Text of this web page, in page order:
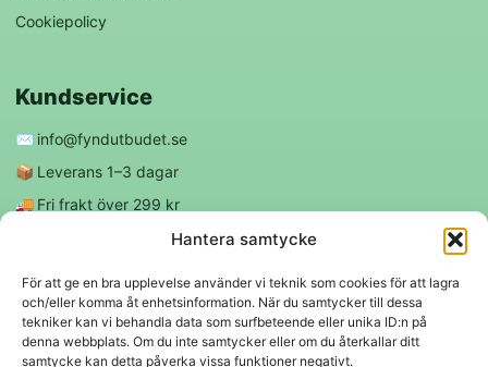
Hantera samtycke
För att ge en bra upplevelse använder vi teknik som cookies för att lagra
och/eller komma åt enhetsinformation. När du samtycker till dessa
tekniker kan vi behandla data som surfbeteende eller unika ID:n på
denna webbplats. Om du inte samtycker eller om du återkallar ditt
samtycke kan detta påverka vissa funktioner negativt.
Cookiepolicy
Kundservice
✉️ info@fyndutbudet.se
📦 Leverans 1–3 dagar
🚚 Fri frakt över 299 kr
Följ oss